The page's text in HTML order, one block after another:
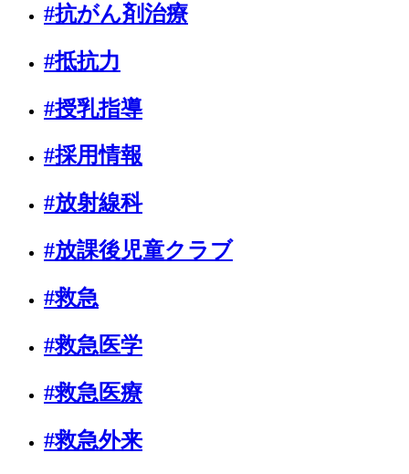
#抗がん剤治療
#抵抗力
#授乳指導
#採用情報
#放射線科
#放課後児童クラブ
#救急
#救急医学
#救急医療
#救急外来